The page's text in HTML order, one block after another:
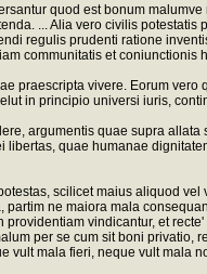
quod est bonum malumve
... Alia vero civilis potestatis
regulis prudenti ratione
communitatis et coniunctionis
praescripta vivere. Eorum vero
in principio universi iuris,
argumentis quae supra allata
quae humanae
scilicet maius aliquod
ne maiora mala
vindicantur, et
per se cum sit boni privatio,
mala fieri, neque vult mala